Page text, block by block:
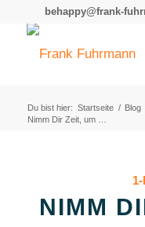
behappy@frank-
Du bist hier: Startseite / Blog
Nimm Dir Zeit, um …
NIMM